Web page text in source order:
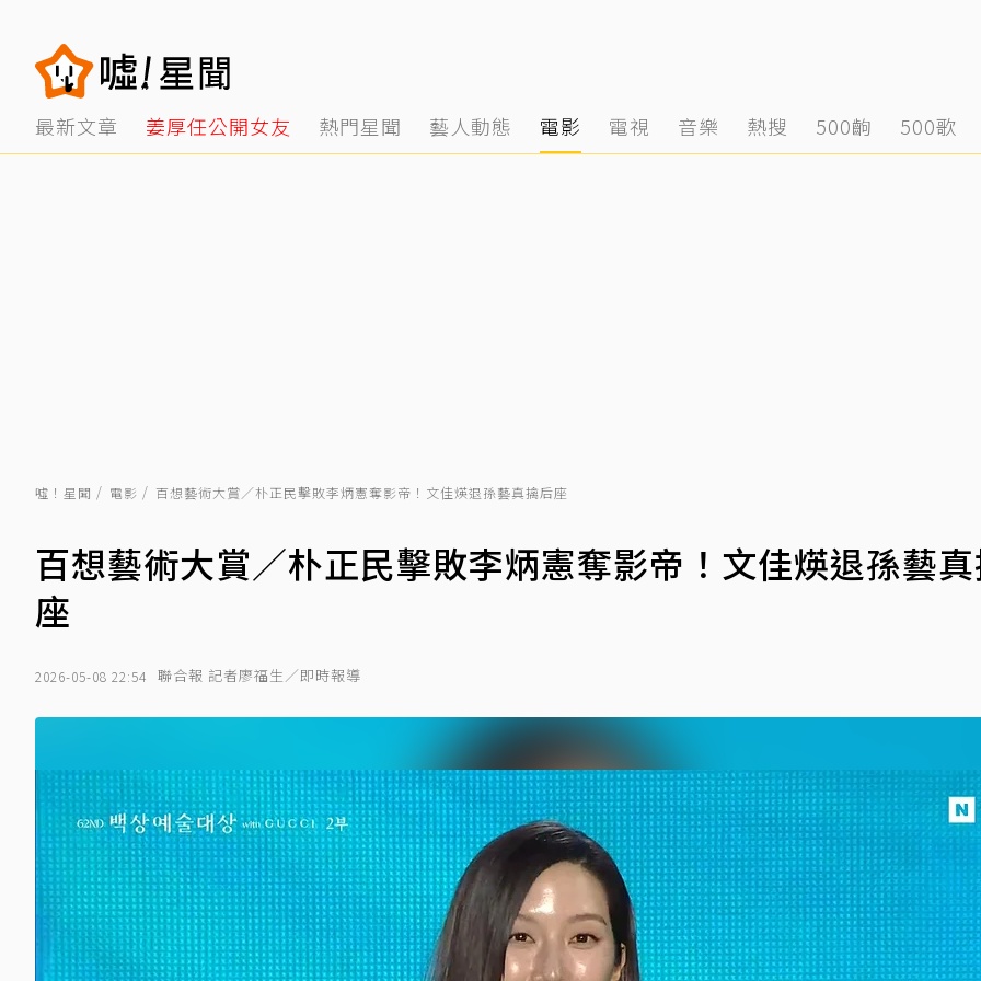
最新文章 姜厚任公開女友 熱門星聞 藝人動態 電影 電視 音樂 熱搜 500齣 500歌
噓！星聞 電影 百想藝術大賞／朴正民擊敗李炳憲奪影帝！文佳煐退孫藝真擒后座
百想藝術大賞／朴正民擊敗李炳憲奪影帝！文佳煐退孫藝
座
2026-05-08 22:54 聯合報 記者廖福生／即時報導